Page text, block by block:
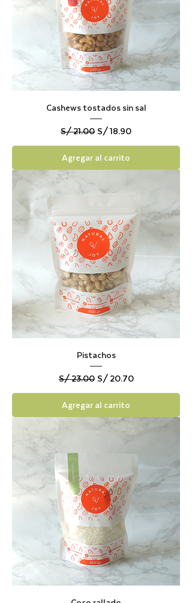
Cashews tostados sin sal
Precio
S/ 21.00 Precio de oferta
S/ 18.90
Agregar al carrito
Pistachos
Precio
S/ 23.00 Precio de oferta
S/ 20.70
Agregar al carrito